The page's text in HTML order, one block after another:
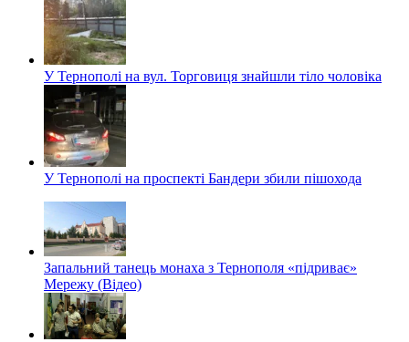
У Тернополі на вул. Торговиця знайшли тіло чоловіка
У Тернополі на проспекті Бандери збили пішохода
Запальний танець монаха з Тернополя «підриває»
Мережу (Відео)